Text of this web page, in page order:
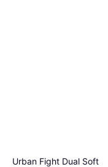
Urban Fight Dual Soft